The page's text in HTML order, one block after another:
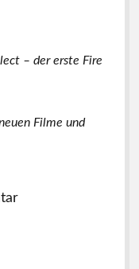
– der erste Fire
Filme und